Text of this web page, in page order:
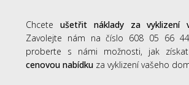
Chcete ušetřit náklady za vyklizení
Zavolejte nám na číslo 608 05 66
proberte s námi možnosti, jak získat
cenovou nabídku za vyklizení vašeho